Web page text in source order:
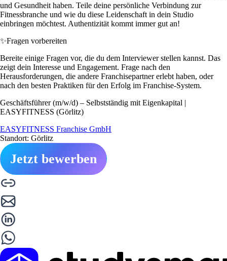
und Gesundheit haben. Teile deine persönliche Verbindung zur
Fitnessbranche und wie du diese Leidenschaft in dein Studio
einbringen möchtest. Authentizität kommt immer gut an!
✨Fragen vorbereiten
Bereite einige Fragen vor, die du dem Interviewer stellen kannst. Das
zeigt dein Interesse und Engagement. Frage nach den
Herausforderungen, die andere Franchisepartner erlebt haben, oder
nach den besten Praktiken für den Erfolg im Franchise-System.
Geschäftsführer (m/w/d) – Selbstständig mit Eigenkapital |
EASYFITNESS (Görlitz)
EASYFITNESS Franchise GmbH
Standort: Görlitz
Jetzt bewerben